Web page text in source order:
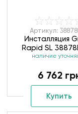
Артикул:
Инсталляция
Rapid SL
защитой от
наличие
6 762
Купить